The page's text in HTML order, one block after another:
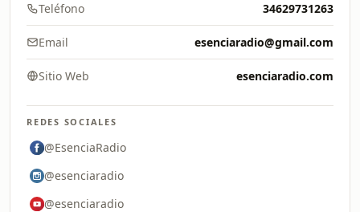
Teléfono 34629731263
Email esenciaradio@gmail.com
Sitio Web esenciaradio.com
REDES SOCIALES
@EsenciaRadio
@esenciaradio
@esenciaradio